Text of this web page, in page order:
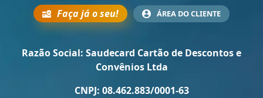
Sobre a empresa
Como utilizar
Faça já o seu! ÁREA DO CLIENTE
Razão Social: Saudecard Cartão de Descontos e
Convênios Ltda
CNPJ: 08.462.883/0001-63